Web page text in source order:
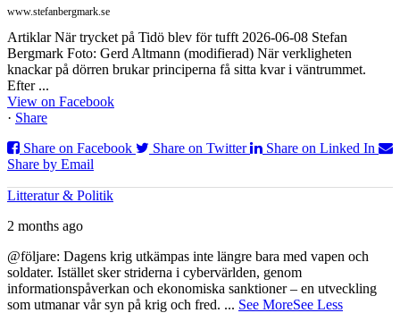
www.stefanbergmark.se
Artiklar När trycket på Tidö blev för tufft 2026-06-08 Stefan
Bergmark Foto: Gerd Altmann (modifierad) När verkligheten
knackar på dörren brukar principerna få sitta kvar i väntrummet.
Efter ...
View on Facebook
· Share
Share on Facebook
Share on Twitter
Share on Linked In
Share by Email
Litteratur & Politik
2 months ago
@följare: Dagens krig utkämpas inte längre bara med vapen och
soldater. Istället sker striderna i cybervärlden, genom
informationspåverkan och ekonomiska sanktioner – en utveckling
som utmanar vår syn på krig och fred. ... See MoreSee Less